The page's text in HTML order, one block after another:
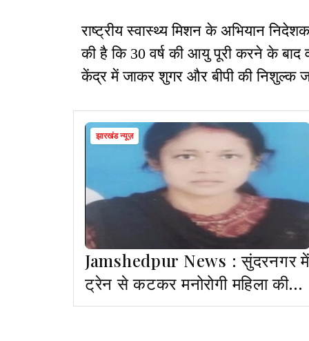
राष्ट्रीय स्वास्थ्य मिशन के अभियान
की है कि 30 वर्ष की आयु पूरी करने के
केंद्र में जाकर शुगर और बीपी की निशुल्क
झारखंड न्यूज़
Jamshedpur News : सुंदरनगर में
ट्रेन से कटकर मनोरोगी महिला की
मौत